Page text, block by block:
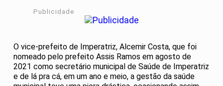
Publicidade
O vice-prefeito de Imperatriz, Alcemir Costa, que foi
nomeado pelo prefeito Assis Ramos em agosto de
2021 como secretário municipal de Saúde de Imperatriz
e de lá pra cá, em um ano e meio, a gestão da saúde